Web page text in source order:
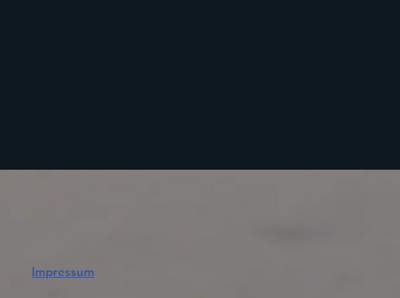
Impressum